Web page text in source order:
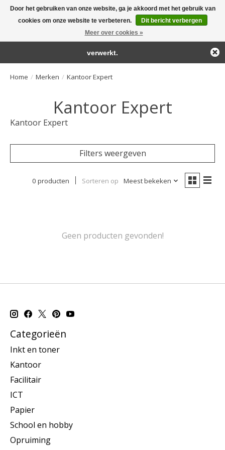
Large selection of products and fast shipping!
Home / Merken / Kantoor Expert
Kantoor Expert
Kantoor Expert
Filters weergeven
0 producten Sorteren op Meest bekeken
Geen producten gevonden!
Categorieën
Inkt en toner
Kantoor
Facilitair
ICT
Papier
School en hobby
Opruiming
Door het gebruiken van onze website, ga je akkoord met het gebruik van
cookies om onze website te verbeteren.
Dit bericht verbergen
Meer over cookies »
← Keer terug naar de backofficeDeze winkel is in aanbouw.
Eventueel geplaatste orders zullen niet worden gehonoreerd of
verwerkt.